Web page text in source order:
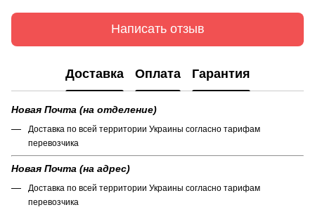
Написать отзыв
Доставка Оплата Гарантия
Новая Почта (на отделение)
Доставка по всей территории Украины согласно тарифам
перевозчика
Новая Почта (на адрес)
Доставка по всей территории Украины согласно тарифам
перевозчика